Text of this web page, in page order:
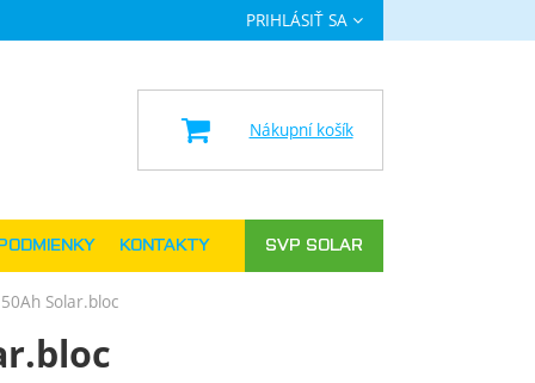
Solar.bloc
KONTAKTY SVP SOLAR
PRIHLÁSIŤ SA
Nákupní košík